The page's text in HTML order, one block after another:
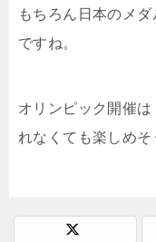
もちろん日本のメ
ですね。
オリンピック開催
れなくても楽しめそ